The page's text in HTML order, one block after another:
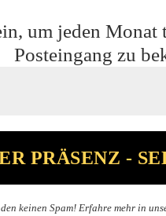
um jeden
Posteingang zu
keinen Spam! Erfahre mehr in